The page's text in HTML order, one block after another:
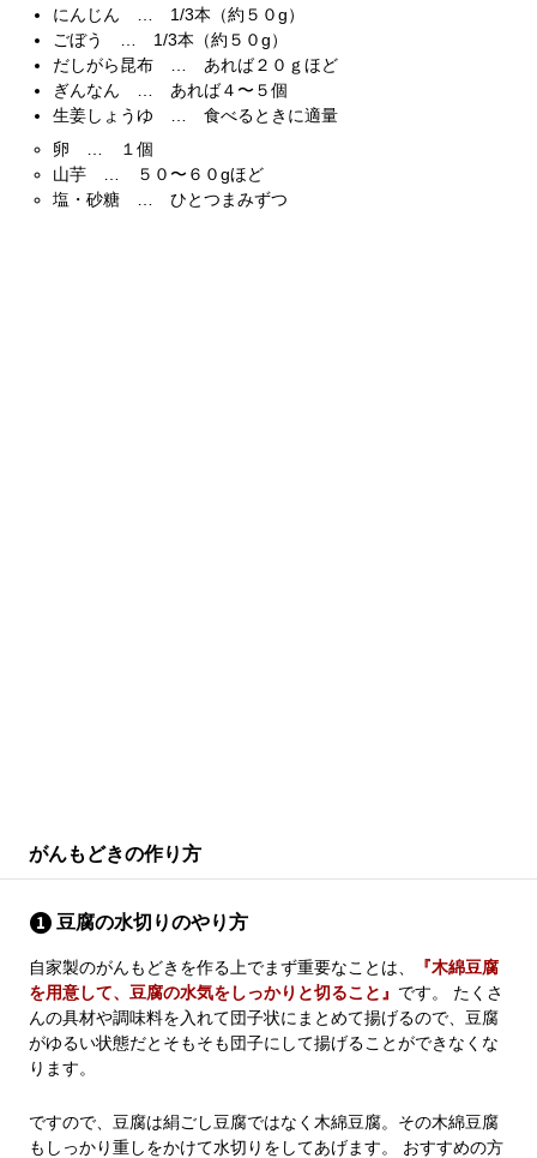
にんじん … 1/3本（約５０g）
ごぼう … 1/3本（約５０g）
だしがら昆布 … あれば２０ｇほど
ぎんなん … あれば４〜５個
生姜しょうゆ … 食べるときに適量
卵 … １個
山芋 … ５０〜６０gほど
塩・砂糖 … ひとつまみずつ
がんもどきの作り方
豆腐の水切りのやり方
自家製のがんもどきを作る上でまず重要なことは、
『木綿豆腐
を用意して、豆腐の水気をしっかりと切ること』 です。 たくさ
んの具材や調味料を入れて団子状にまとめて揚げるので、豆腐
がゆるい状態だとそもそも団子にして揚げることができなくな
ります。
ですので、豆腐は絹ごし豆腐ではなく木綿豆腐。その木綿豆腐
もしっかり重しをかけて水切りをしてあげます。 おすすめの方